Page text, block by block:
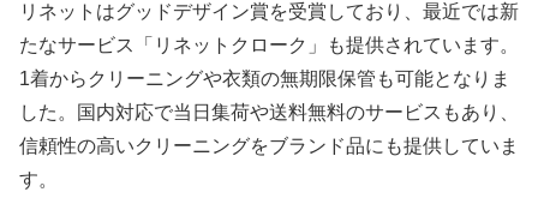
リネットはグッドデザイン賞を受賞しており、最近では新
たなサービス「リネットクローク」も提供されています。
1着からクリーニングや衣類の無期限保管も可能となりま
した。国内対応で当日集荷や送料無料のサービスもあり、
信頼性の高いクリーニングをブランド品にも提供していま
す。